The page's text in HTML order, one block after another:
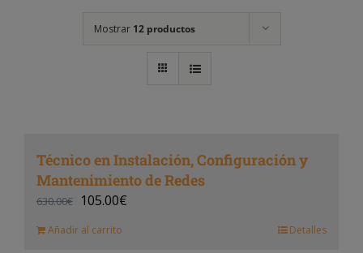
Mostrar 12 productos
Técnico en Instalación, Configuración y
Mantenimiento de Redes
630.00€ 105.00€
Añadir al carrito Detalles